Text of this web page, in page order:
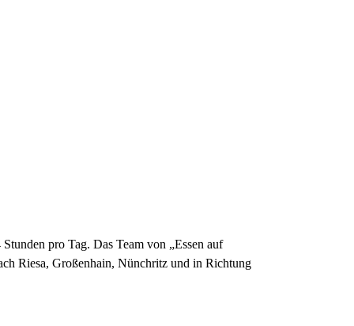
pro Tag. Das Team von „Essen auf
Riesa, Großenhain, Nünchritz und in Richtung